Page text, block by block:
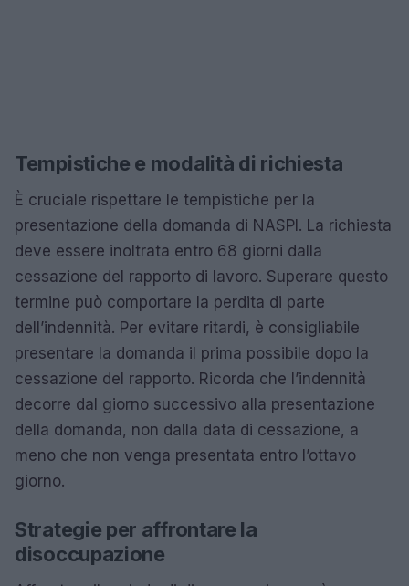
Tempistiche e modalità di richiesta
È cruciale rispettare le tempistiche per la
presentazione della domanda di NASPI. La richiesta
deve essere inoltrata entro 68 giorni dalla
cessazione del rapporto di lavoro. Superare questo
termine può comportare la perdita di parte
dell’indennità. Per evitare ritardi, è consigliabile
presentare la domanda il prima possibile dopo la
cessazione del rapporto. Ricorda che l’indennità
decorre dal giorno successivo alla presentazione
della domanda, non dalla data di cessazione, a
meno che non venga presentata entro l’ottavo
giorno.
Strategie per affrontare la
disoccupazione